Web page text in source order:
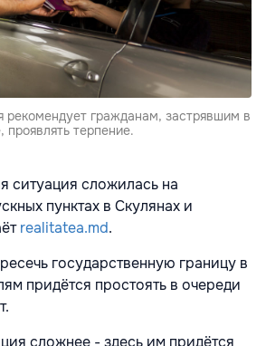
рекомендует гражданам, застрявшим в
проявлять терпение.
ситуация сложилась на
пунктах в Скулянах и
realitatea.md.
государственную границу в
придётся простоять в очереди
сложнее - здесь им придётся